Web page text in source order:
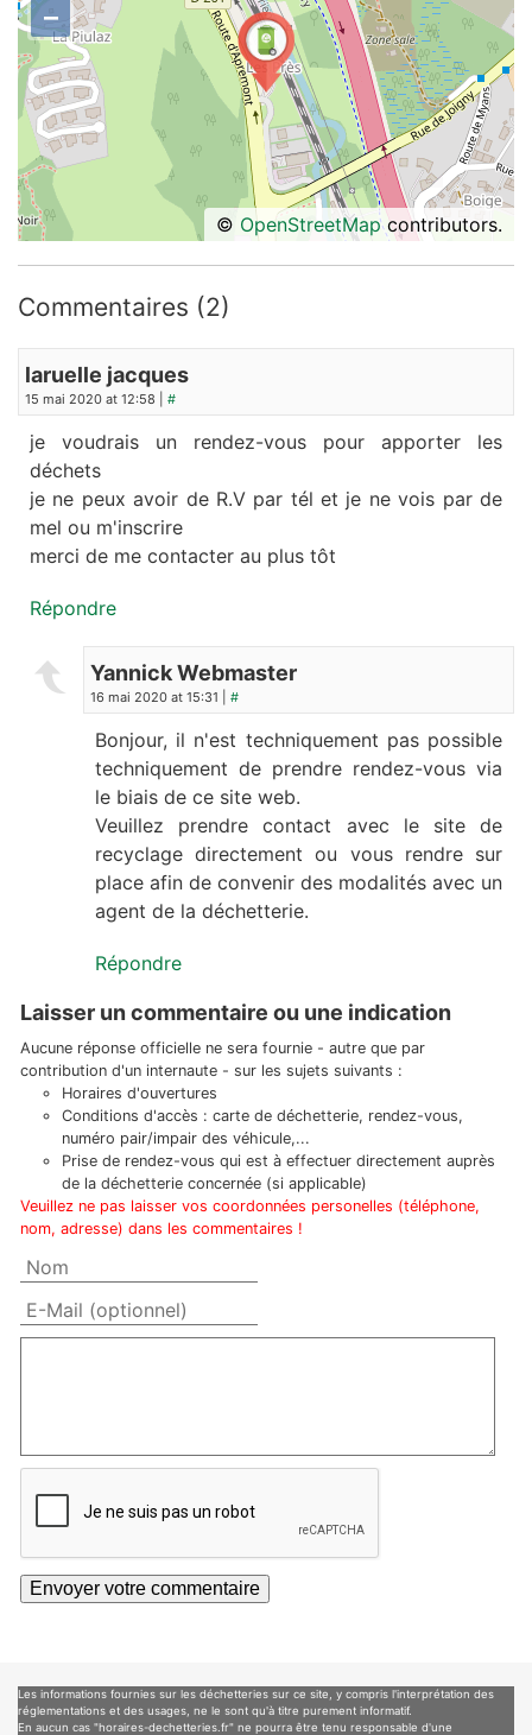
−
© OpenStreetMapcontributors.
Commentaires (2)
laruelle jacques
15 mai 2020 at 12:58 | #
je voudrais un rendez-vous pour apporter les
déchets
je ne peux avoir de R.V par tél et je ne vois par de
mel ou m'inscrire
merci de me contacter au plus tôt
Répondre
Yannick Webmaster
16 mai 2020 at 15:31 | #
Bonjour, il n'est techniquement pas possible
techniquement de prendre rendez-vous via
le biais de ce site web.
Veuillez prendre contact avec le site de
recyclage directement ou vous rendre sur
place afin de convenir des modalités avec un
agent de la déchetterie.
Répondre
Laisser un commentaire ou une indication
Aucune réponse officielle ne sera fournie - autre que par
contribution d'un internaute - sur les sujets suivants :
Horaires d'ouvertures
Conditions d'accès : carte de déchetterie, rendez-vous,
numéro pair/impair des véhicule,...
Prise de rendez-vous qui est à effectuer directement auprès
de la déchetterie concernée (si applicable)
Veuillez ne pas laisser vos coordonnées personelles (téléphone,
nom, adresse) dans les commentaires !
Les informations fournies sur les déchetteries sur ce site, y compris l'interprétation des
réglementations et des usages, ne le sont qu'à titre purement informatif.
En aucun cas "horaires-dechetteries.fr" ne pourra être tenu responsable d'une